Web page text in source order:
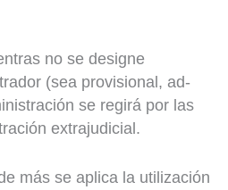
no se designe
(sea provisional, ad-
se regirá por las
extrajudicial.
más se aplica la utilización